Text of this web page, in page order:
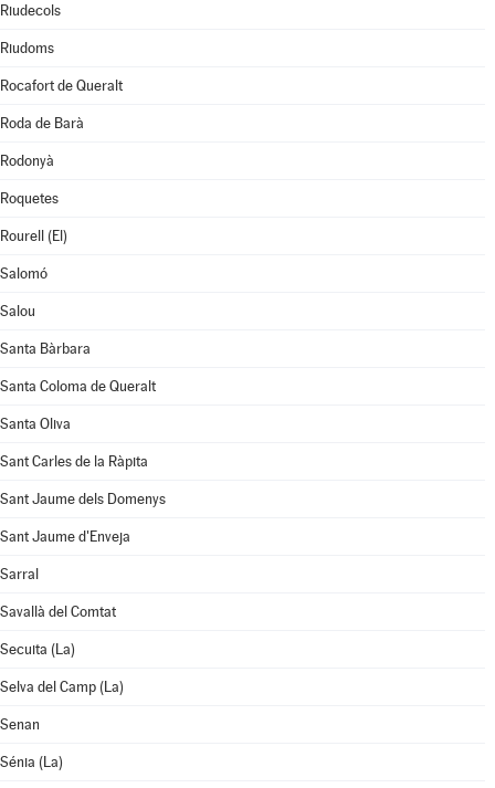
Riudecols
Riudoms
Rocafort de Queralt
Roda de Barà
Rodonyà
Roquetes
Rourell (El)
Salomó
Salou
Santa Bàrbara
Santa Coloma de Queralt
Santa Oliva
Sant Carles de la Ràpita
Sant Jaume dels Domenys
Sant Jaume d'Enveja
Sarral
Savallà del Comtat
Secuita (La)
Selva del Camp (La)
Senan
Sénia (La)